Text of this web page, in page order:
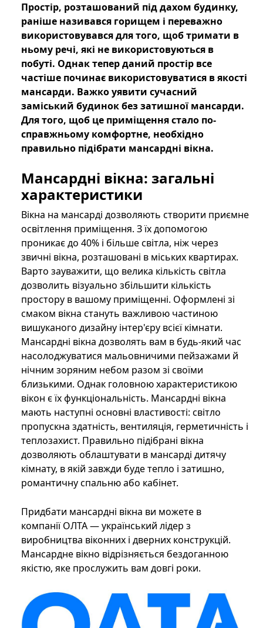
Простір, розташований під дахом будинку,
раніше називався горищем і переважно
використовувався для того, щоб тримати в
ньому речі, які не використовуються в
побуті. Однак тепер даний простір все
частіше починає використовуватися в якості
мансарди. Важко уявити сучасний
заміський будинок без затишної мансарди.
Для того, щоб це приміщення стало по-
справжньому комфортне, необхідно
правильно підібрати мансардні вікна.
Мансардні вікна: загальні
характеристики
Вікна на мансарді дозволяють створити приємне
освітлення приміщення. З їх допомогою
проникає до 40% і більше світла, ніж через
звичні вікна, розташовані в міських квартирах.
Варто зауважити, що велика кількість світла
дозволить візуально збільшити кількість
простору в вашому приміщенні. Оформлені зі
смаком вікна стануть важливою частиною
вишуканого дизайну інтер'єру всієї кімнати.
Мансардні вікна дозволять вам в будь-який час
насолоджуватися мальовничими пейзажами й
нічним зоряним небом разом зі своїми
близькими. Однак головною характеристикою
вікон є їх функціональність. Мансардні вікна
мають наступні основні властивості: світло
пропускна здатність, вентиляція, герметичність і
теплозахист. Правильно підібрані вікна
дозволяють облаштувати в мансарді дитячу
кімнату, в якій завжди буде тепло і затишно,
романтичну спальню або кабінет.
Придбати мансардні вікна ви можете в
компанії ОЛТА — український лідер з
виробництва віконних і дверних конструкцій.
Мансардне вікно відрізняється бездоганною
якістю, яке прослужить вам довгі роки.